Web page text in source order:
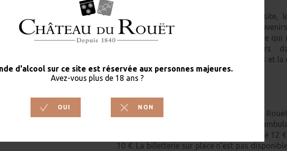
Mais au moment de commencer la visite,
semble étrangement familier… Des
refont surface, et c’est toute son enfance qui
Le petit Marcel nous entraîne alors
déambulation poétique à travers le temps et la
Le voyage vers 1905 commence ✨🕰️.
Le spectacle se déroule au Château du
environ 3h30, incluant le temps de la
tarifs sont les suivants : plein 15 €, abonné 12
10 €. La billetterie sur place n’est pas